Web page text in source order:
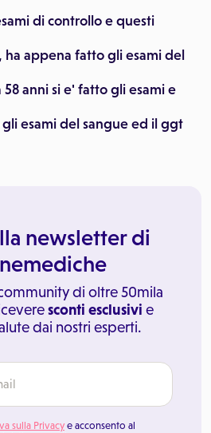
di controllo e questi
ha appena fatto gli esami del
anni si e' fatto gli esami e
esami del sangue ed il ggt
newsletter di
di oltre 50mila
sconti esclusivi e
dai nostri esperti.
sulla Privacy e acconsento al